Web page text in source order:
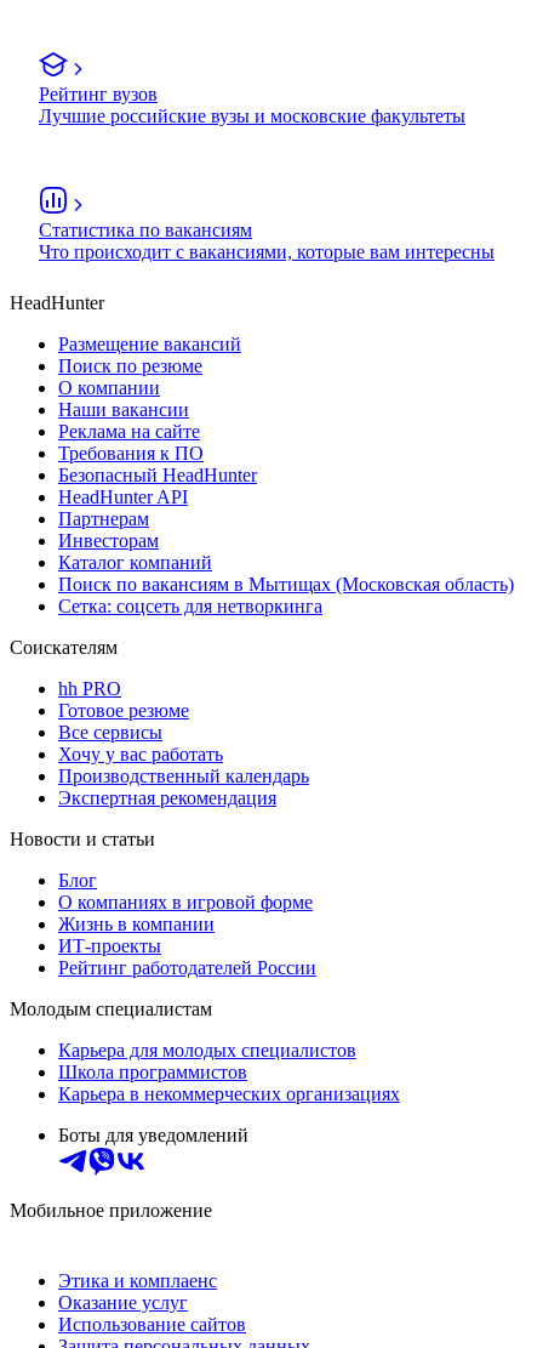
Рейтинг вузов
Лучшие российские вузы и московские факультеты
Статистика по вакансиям
Что происходит с вакансиями, которые вам интересны
HeadHunter
Размещение вакансий
Поиск по резюме
О компании
Наши вакансии
Реклама на сайте
Требования к ПО
Безопасный HeadHunter
HeadHunter API
Партнерам
Инвесторам
Каталог компаний
Поиск по вакансиям в Мытищах (Московская область)
Сетка: соцсеть для нетворкинга
Соискателям
hh PRO
Готовое резюме
Все сервисы
Хочу у вас работать
Производственный календарь
Экспертная рекомендация
Новости и статьи
Блог
О компаниях в игровой форме
Жизнь в компании
ИТ-проекты
Рейтинг работодателей России
Молодым специалистам
Карьера для молодых специалистов
Школа программистов
Карьера в некоммерческих организациях
Боты для уведомлений
Мобильное приложение
Этика и комплаенс
Оказание услуг
Использование сайтов